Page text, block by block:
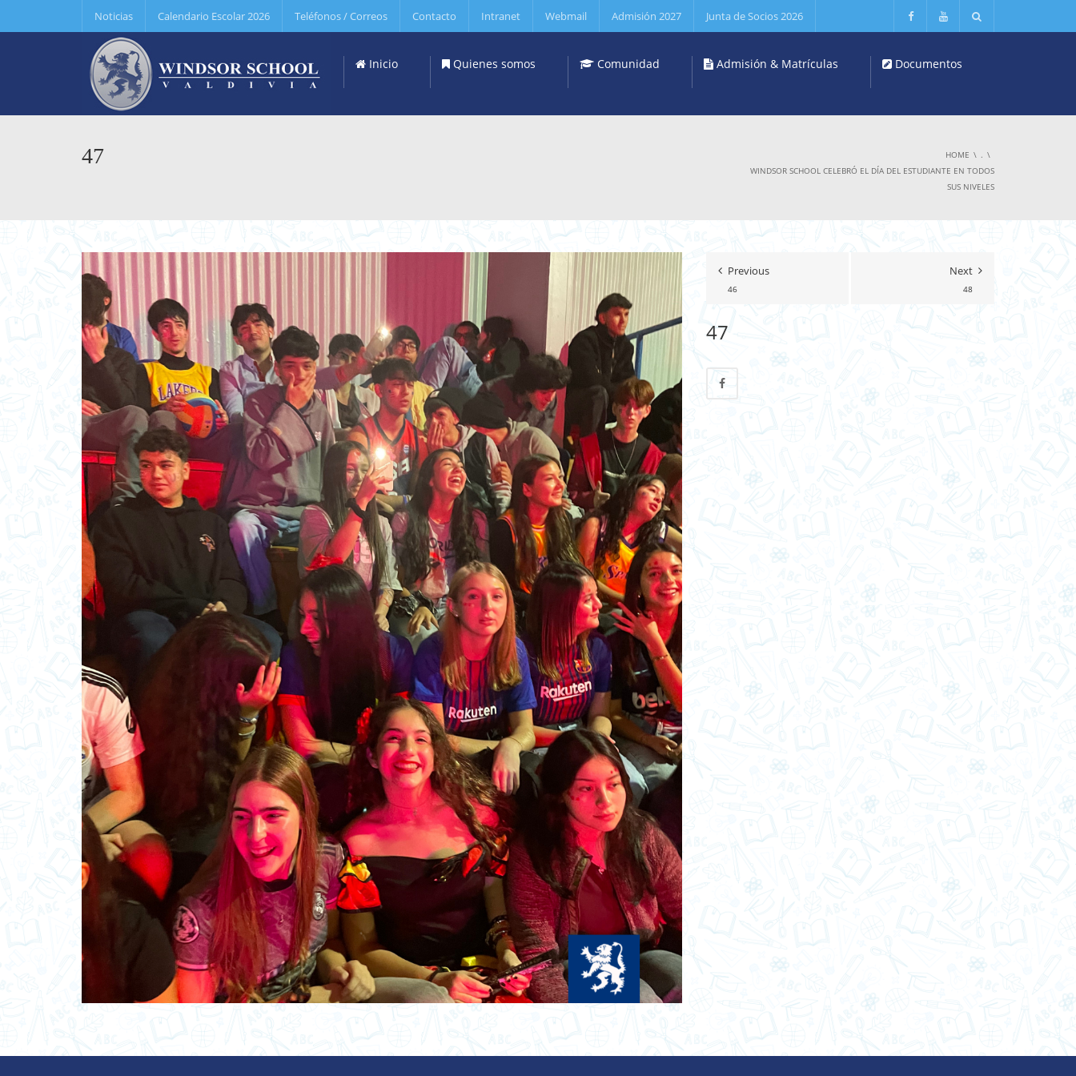
Noticias Calendario Escolar 2026 Teléfonos / Correos Contacto Intranet Webmail Admisión 2027 Junta de Socios 2026
Inicio Quienes somos Comunidad Admisión & Matrículas Documentos
47 HOME
.
WINDSOR SCHOOL CELEBRÓ EL DÍA DEL ESTUDIANTE EN TODOS
SUS NIVELES
Previous
46
Next
48
47